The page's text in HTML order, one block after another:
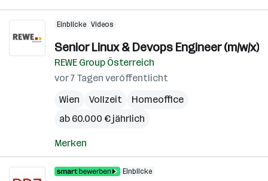
Einblicke Videos
Senior Linux & Devops Engineer (m/w/x)
REWE Group Österreich
vor 7 Tagen veröffentlicht
Wien
Vollzeit
Homeoffice
ab 60.000 € jährlich
Merken
Einblicke